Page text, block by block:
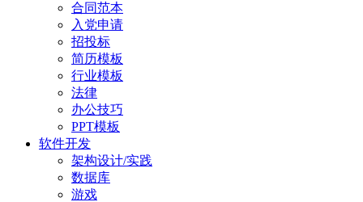
合同范本
入党申请
招投标
简历模板
行业模板
法律
办公技巧
PPT模板
软件开发
架构设计/实践
数据库
游戏